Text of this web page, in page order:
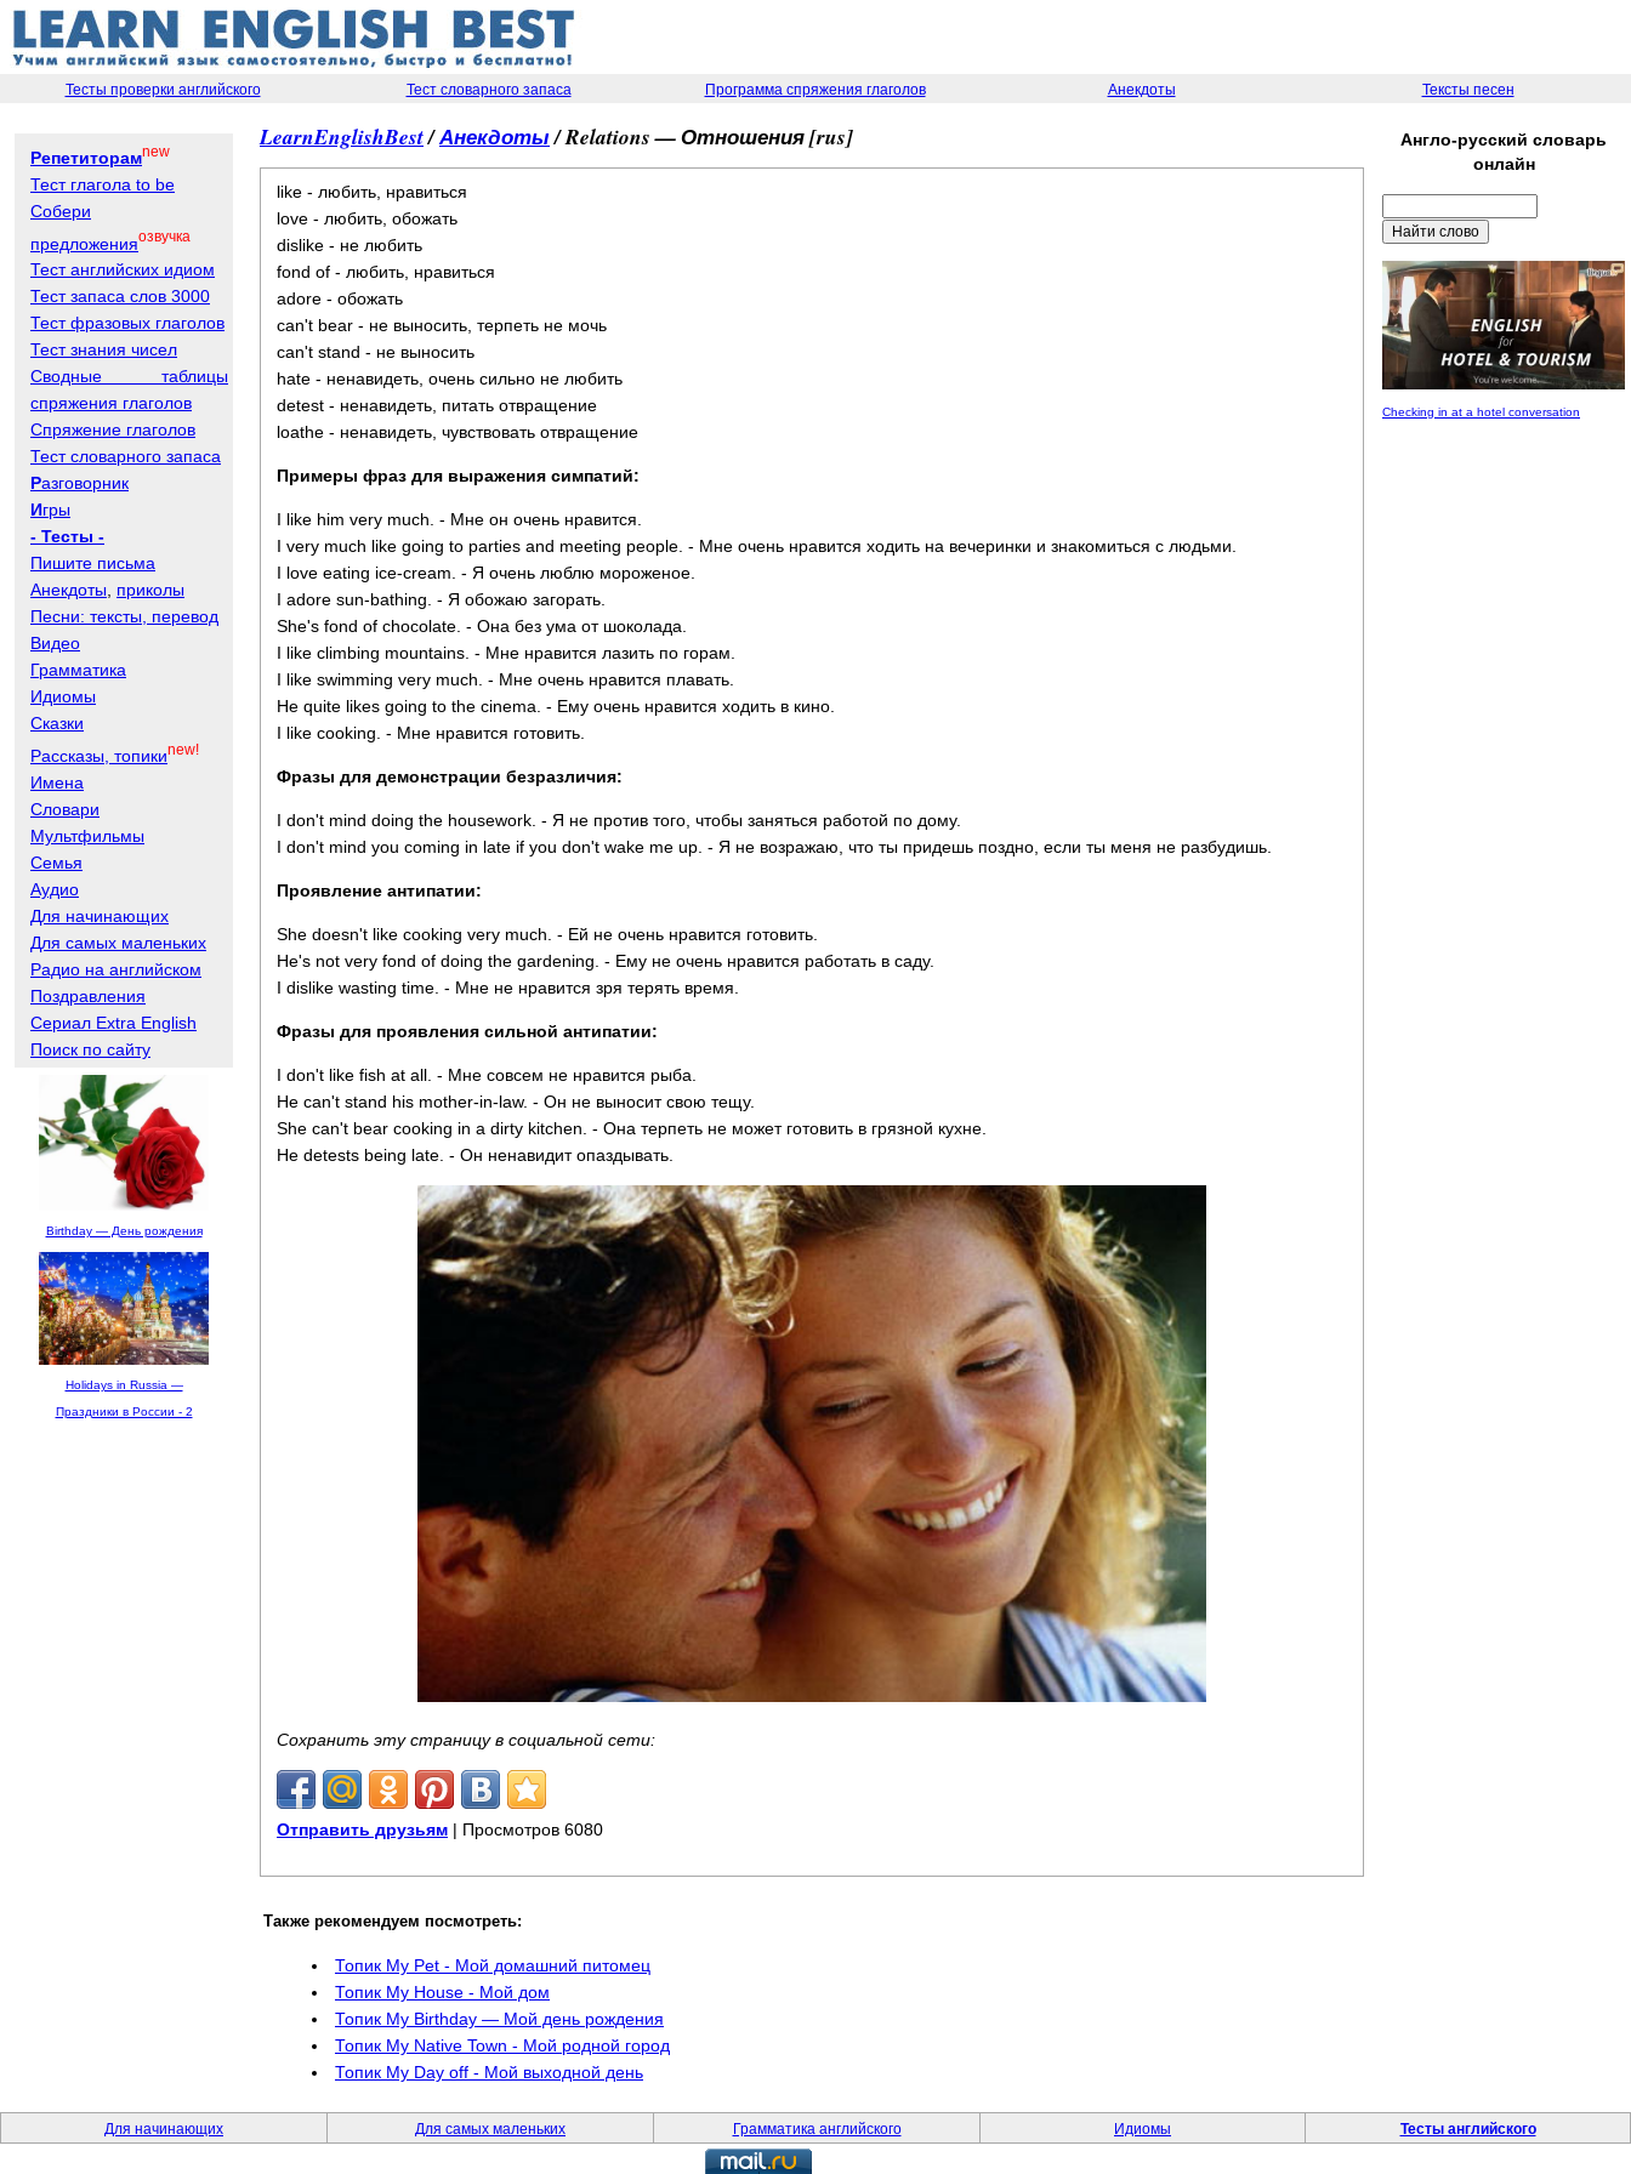
Тесты проверки английского Тест словарного запаса Программа спряжения глаголов Анекдоты Тексты песен
Репетиторамnew
Тест глагола to be
Собери
предложенияозвучка
Тест английских идиом
Тест запаса слов 3000
Тест фразовых глаголов
Тест знания чисел
Сводные таблицы
спряжения глаголов
Спряжение глаголов
Тест словарного запаса
Разговорник
Игры
- Тесты -
Пишите письма
Анекдоты, приколы
Песни: тексты, перевод
Видео
Грамматика
Идиомы
Сказки
Рассказы, топикиnew!
Имена
Словари
Мультфильмы
Семья
Аудио
Для начинающих
Для самых маленьких
Радио на английском
Поздравления
Сериал Extra English
Поиск по сайту
Birthday — День рождения
Holidays in Russia —
Праздники в России - 2
LearnEnglishBest/Анекдоты/ Relations — Отношения [rus]
like - любить, нравиться
love - любить, обожать
dislike - не любить
fond of - любить, нравиться
adore - обожать
can't bear - не выносить, терпеть не мочь
can't stand - не выносить
hate - ненавидеть, очень сильно не любить
detest - ненавидеть, питать отвращение
loathe - ненавидеть, чувствовать отвращение
Примеры фраз для выражения симпатий:
I like him very much. - Мне он очень нравится.
I very much like going to parties and meeting people. - Мне очень нравится ходить на вечеринки и знакомиться с людьми.
I love eating ice-cream. - Я очень люблю мороженое.
I adore sun-bathing. - Я обожаю загорать.
She's fond of chocolate. - Она без ума от шоколада.
I like climbing mountains. - Мне нравится лазить по горам.
I like swimming very much. - Мне очень нравится плавать.
He quite likes going to the cinema. - Ему очень нравится ходить в кино.
I like cooking. - Мне нравится готовить.
Фразы для демонстрации безразличия:
I don't mind doing the housework. - Я не против того, чтобы заняться работой по дому.
I don't mind you coming in late if you don't wake me up. - Я не возражаю, что ты придешь поздно, если ты меня не разбудишь.
Проявление антипатии:
She doesn't like cooking very much. - Ей не очень нравится готовить.
He's not very fond of doing the gardening. - Ему не очень нравится работать в саду.
I dislike wasting time. - Мне не нравится зря терять время.
Фразы для проявления сильной антипатии:
I don't like fish at all. - Мне совсем не нравится рыба.
He can't stand his mother-in-law. - Он не выносит свою тещу.
She can't bear cooking in a dirty kitchen. - Она терпеть не может готовить в грязной кухне.
He detests being late. - Он ненавидит опаздывать.
Сохранить эту страницу в социальной сети:
Отправить друзьям | Просмотров 6080
Также рекомендуем посмотреть:
Топик My Pet - Мой домашний питомец
Топик My House - Мой дом
Топик My Birthday — Мой день рождения
Топик My Native Town - Мой родной город
Топик My Day off - Мой выходной день
Англо-русский словарь
онлайн
Checking in at a hotel conversation
Для начинающих Для самых маленьких Грамматика английского Идиомы Тесты английского